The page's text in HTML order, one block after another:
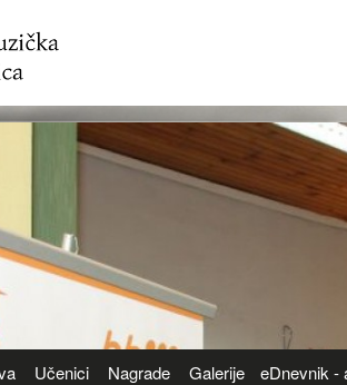
Učenici Nagrade Galerije eDnevnik -